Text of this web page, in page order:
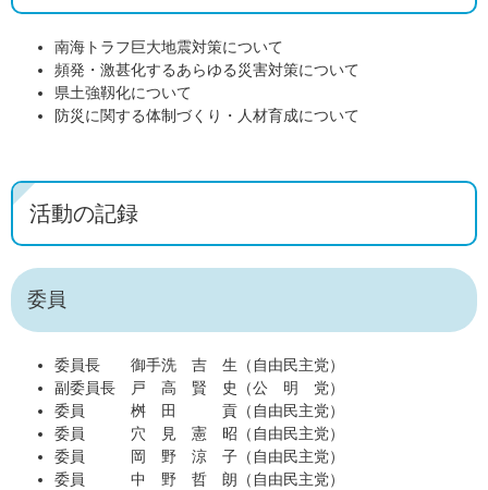
南海トラフ巨大地震対策について
頻発・激甚化するあらゆる災害対策について
県土強靱化について
防災に関する体制づくり・人材育成について
活動の記録
委員
委員長 御手洗 吉 生（自由民主党）
副委員長 戸 高 賢 史（公 明 党）
委員 桝 田 貢（自由民主党）
委員 穴 見 憲 昭（自由民主党）
委員 岡 野 涼 子（自由民主党）
委員 中 野 哲 朗（自由民主党）